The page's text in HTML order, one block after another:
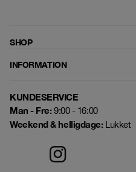
SHOP
INFORMATION
KUNDESERVICE
Man - Fre:9:00 - 16:00
Weekend & helligdage:Lukket